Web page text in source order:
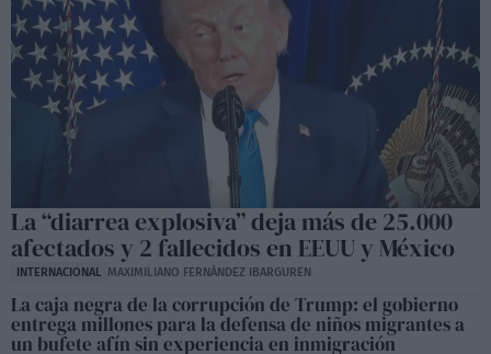
La “diarrea explosiva” deja más de 25.000
afectados y 2 fallecidos en EEUU y México
INTERNACIONAL MAXIMILIANO FERNÁNDEZ IBARGUREN
La caja negra de la corrupción de Trump: el gobierno
entrega millones para la defensa de niños migrantes a
un bufete afín sin experiencia en inmigración